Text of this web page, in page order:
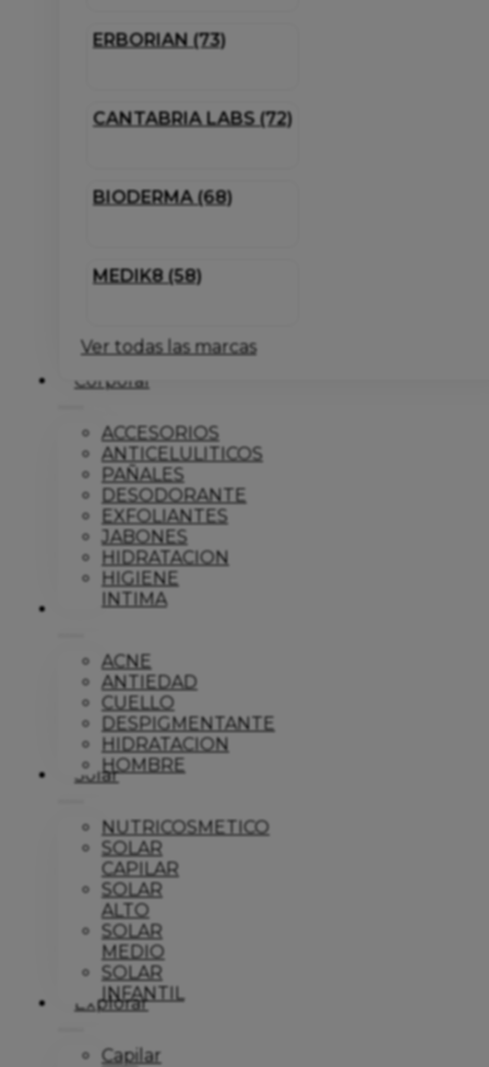
ERBORIAN (73)
CANTABRIA LABS (72)
BIODERMA (68)
MEDIK8 (58)
Ver todas las marcas
Corporal
ACCESORIOS
ANTICELULITICOS
PAÑALES
DESODORANTE
EXFOLIANTES
JABONES
HIDRATACION
HIGIENE
INTIMA
Dermo
ACNE
ANTIEDAD
CUELLO
DESPIGMENTANTE
HIDRATACION
HOMBRE
Solar
NUTRICOSMETICO
SOLAR
CAPILAR
SOLAR
ALTO
SOLAR
MEDIO
SOLAR
INFANTIL
Explorar
Capilar